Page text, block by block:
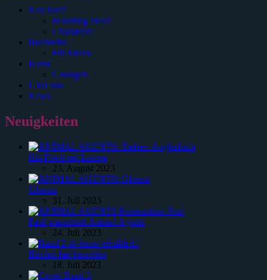
Neu hier?
Haunting Heart
Charaktere
Buchreihe
Für Eltern
Kurse
Übungen
Über uns
News
Neuigkeiten
Ein Fisch mit Lampe
23. August 2023
Glossar
31. Juli 2023
Paul präsentiert Animal Agents
24. Juli 2023
Bücher fair bestellen
18. Juli 2023